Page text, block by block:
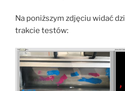
Na poniższym zdjęciu widać
trakcie testów: